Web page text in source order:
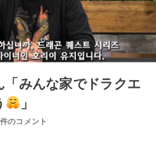
「みんな家でドラクエ
」
のコメント